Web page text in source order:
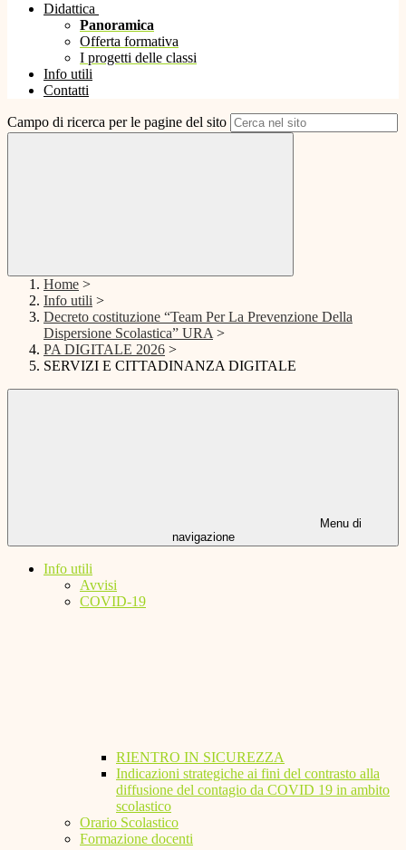
Didattica
Panoramica
Offerta formativa
I progetti delle classi
Info utili
Contatti
Campo di ricerca per le pagine del sito
Home >
Info utili >
Decreto costituzione “Team Per La Prevenzione Della
Dispersione Scolastica” URA >
PA DIGITALE 2026 >
SERVIZI E CITTADINANZA DIGITALE
Menu di
navigazione
Info utili
Avvisi
COVID-19
RIENTRO IN SICUREZZA
Indicazioni strategiche ai fini del contrasto alla
diffusione del contagio da COVID 19 in ambito
scolastico
Orario Scolastico
Formazione docenti